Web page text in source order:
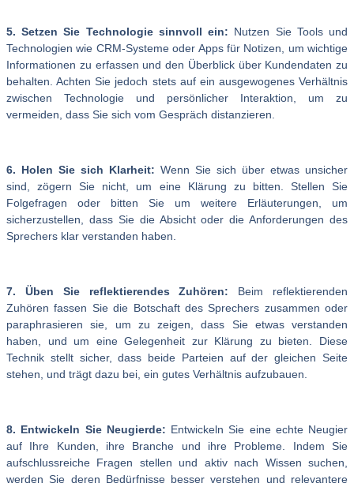
5. Setzen Sie Technologie sinnvoll ein: Nutzen Sie Tools und
Technologien wie CRM-Systeme oder Apps für Notizen, um wichtige
Informationen zu erfassen und den Überblick über Kundendaten zu
behalten. Achten Sie jedoch stets auf ein ausgewogenes Verhältnis
zwischen Technologie und persönlicher Interaktion, um zu
vermeiden, dass Sie sich vom Gespräch distanzieren.
6. Holen Sie sich Klarheit: Wenn Sie sich über etwas unsicher
sind, zögern Sie nicht, um eine Klärung zu bitten. Stellen Sie
Folgefragen oder bitten Sie um weitere Erläuterungen, um
sicherzustellen, dass Sie die Absicht oder die Anforderungen des
Sprechers klar verstanden haben.
7. Üben Sie reflektierendes Zuhören: Beim reflektierenden
Zuhören fassen Sie die Botschaft des Sprechers zusammen oder
paraphrasieren sie, um zu zeigen, dass Sie etwas verstanden
haben, und um eine Gelegenheit zur Klärung zu bieten. Diese
Technik stellt sicher, dass beide Parteien auf der gleichen Seite
stehen, und trägt dazu bei, ein gutes Verhältnis aufzubauen.
8. Entwickeln Sie Neugierde: Entwickeln Sie eine echte Neugier
auf Ihre Kunden, ihre Branche und ihre Probleme. Indem Sie
aufschlussreiche Fragen stellen und aktiv nach Wissen suchen,
werden Sie deren Bedürfnisse besser verstehen und relevantere